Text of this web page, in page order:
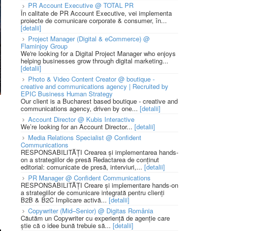
PR Account Executive @ TOTAL PR
În calitate de PR Account Executive, vei implementa
proiecte de comunicare corporate & consumer, în...
[detalii]
Project Manager (Digital & eCommerce) @
Flaminjoy Group
We're looking for a Digital Project Manager who enjoys
helping businesses grow through digital marketing...
[detalii]
Photo & Video Content Creator @ boutique -
creative and communications agency | Recruited by
EPIC Business Human Strategy
Our client is a Bucharest based boutique - creative and
communications agency, driven by one... [detalii]
Account Director @ Kubis Interactive
We’re looking for an Account Director... [detalii]
Media Relations Specialist @ Confident
Communications
RESPONSABILITĂȚI Crearea și implementarea hands-
on a strategiilor de presă Redactarea de conținut
editorial: comunicate de presă, interviuri,... [detalii]
PR Manager @ Confident Communications
RESPONSABILITĂȚI Creare și implementare hands-on
a strategiilor de comunicare integrată pentru clienți
B2B & B2C Implicare activă... [detalii]
Copywriter (Mid–Senior) @ Digitas România
Căutăm un Copywriter cu experiență de agenție care
știe că o idee bună trebuie să... [detalii]